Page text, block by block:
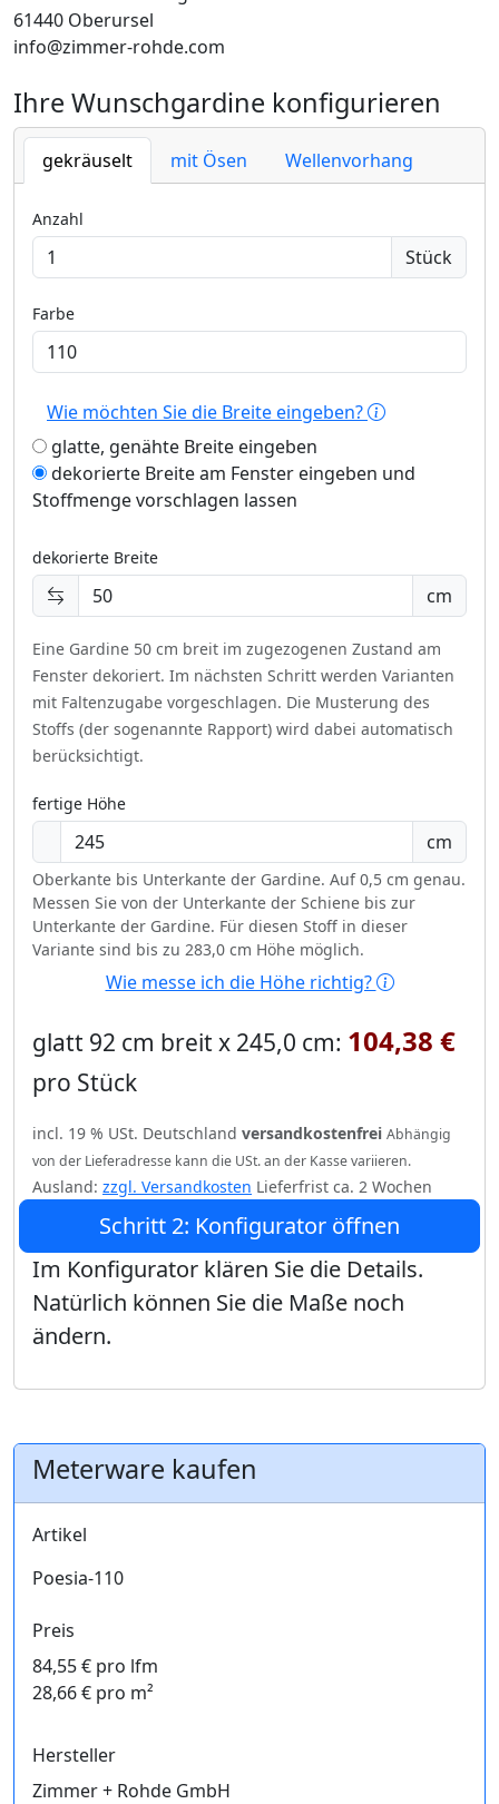
61440 Oberursel
info@zimmer-rohde.com
Ihre Wunschgardine konfigurieren
gekräuselt mit Ösen Wellenvorhang
Anzahl
Stück
Farbe
Wie möchten Sie die Breite eingeben?
glatte, genähte Breite eingeben
dekorierte Breite am Fenster eingeben und
Stoffmenge vorschlagen lassen
dekorierte Breite
cm
Eine Gardine 50 cm breit im zugezogenen Zustand am
Fenster dekoriert. Im nächsten Schritt werden Varianten
mit Faltenzugabe vorgeschlagen. Die Musterung des
Stoffs (der sogenannte Rapport) wird dabei automatisch
berücksichtigt.
fertige Höhe
cm
Oberkante bis Unterkante der Gardine. Auf 0,5 cm genau.
Messen Sie von der Unterkante der Schiene bis zur
Unterkante der Gardine. Für diesen Stoff in dieser
Variante sind bis zu 283,0 cm Höhe möglich.
Wie messe ich die Höhe richtig?
glatt 92 cm breit x 245,0 cm: 104,38 €
pro Stück
incl. 19 % USt. Deutschland versandkostenfrei Abhängig
von der Lieferadresse kann die USt. an der Kasse variieren.
Ausland: zzgl. Versandkosten Lieferfrist ca. 2 Wochen
Schritt 2: Konfigurator öffnen
Im Konfigurator klären Sie die Details.
Natürlich können Sie die Maße noch
ändern.
Meterware kaufen
Artikel
Poesia-110
Preis
84,55 € pro lfm
28,66 € pro m²
Hersteller
Zimmer + Rohde GmbH